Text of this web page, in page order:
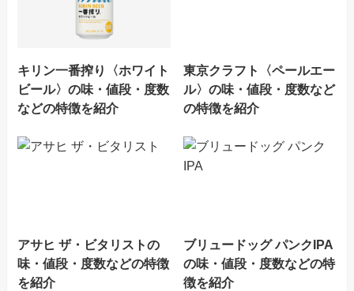
キリン一番搾り〈ホワイト
ビール〉の味・値段・度数
などの特徴を紹介
東京クラフト〈ペールエー
ル〉の味・値段・度数など
の特徴を紹介
アサヒ ザ・ビタリストの
味・値段・度数などの特徴
を紹介
ブリュードッグ パンクIPA
の味・値段・度数などの特
徴を紹介